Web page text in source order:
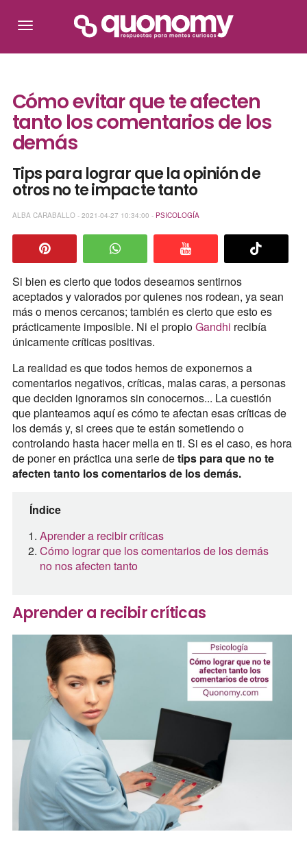
Cómo evitar que te afecten
tanto los comentarios de los
demás
Tips para lograr que la opinión de
otros no te impacte tanto
ALBA CARABALLO - 2021-04-27 10:34:00 - PSICOLOGÍA
Si bien es cierto que todos deseamos sentirnos
aceptados y valorados por quienes nos rodean, ya sean
más o menos cercanos; también es cierto que esto es
prácticamente imposible. Ni el propioGandhi recibía
únicamente críticas positivas.
La realidad es que todos hemos de exponernos a
comentarios negativos, críticas, malas caras, a personas
que deciden ignorarnos sin conocernos... La cuestión
que planteamos aquí es cómo te afectan esas críticas de
los demás y, si crees que te están sometiendo o
controlando hasta hacer mella en ti. Si es el caso, es hora
de poner en práctica una serie detips para que no te
afecten tanto los comentarios de los demás.
Índice
Aprender a recibir críticas
Cómo lograr que los comentarios de los demás
no nos afecten tanto
Aprender a recibir críticas